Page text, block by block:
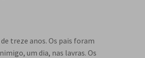
treze anos. Os pais foram
um dia, nas lavras. Os